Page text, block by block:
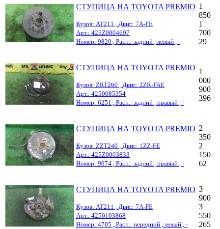
СТУПИЦА НА TOYOTA PREMIO
Кузов: AT211 , Двиг.: 7A-FE
Арт.: 425Z0004697
Номер: 9820 , Расп.: задний , левый , -
1
850
1
700
29
СТУПИЦА НА TOYOTA PREMIO
Кузов: ZRT260 , Двиг.: 2ZR-FAE
Арт.: 4250085354
Номер: 6251 , Расп.: задний , правый , -
1
000
900
396
СТУПИЦА НА TOYOTA PREMIO
Кузов: ZZT240 , Двиг.: 1ZZ-FE
Арт.: 425Z0003833
Номер: 9074 , Расп.: задний , правый , -
2
350
2
150
62
СТУПИЦА НА TOYOTA PREMIO
Кузов: AT211 , Двиг.: 7A-FE
Арт.: 4250103868
Номер: 4705 , Расп.: передний , левый , -
3
900
3
550
265